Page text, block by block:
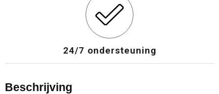
24/7 ondersteuning
Beschrijving